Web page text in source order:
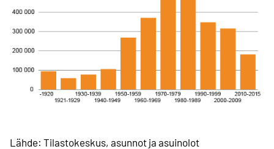
Lähde: Tilastokeskus, asunnot ja asuinolot